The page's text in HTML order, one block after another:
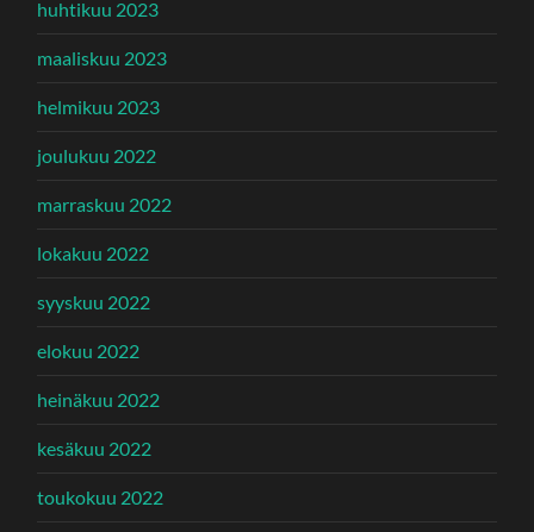
huhtikuu 2023
maaliskuu 2023
helmikuu 2023
joulukuu 2022
marraskuu 2022
lokakuu 2022
syyskuu 2022
elokuu 2022
heinäkuu 2022
kesäkuu 2022
toukokuu 2022